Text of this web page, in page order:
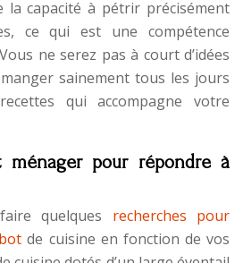
la capacité à pétrir précisément
ce qui est une compétence
ne serez pas à court d’idées
sainement tous les jours
qui accompagne votre
ménager pour répondre à
quelques recherches pour
de cuisine en fonction de vos